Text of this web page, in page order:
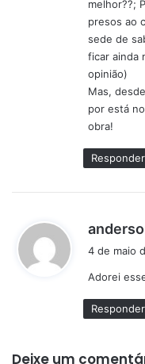
melhor??;
presos ao
sede de
ficar ainda
opinião)
Mas,
por está
obra!
Responder
4 de maio
Adorei
Responder
Deixe um